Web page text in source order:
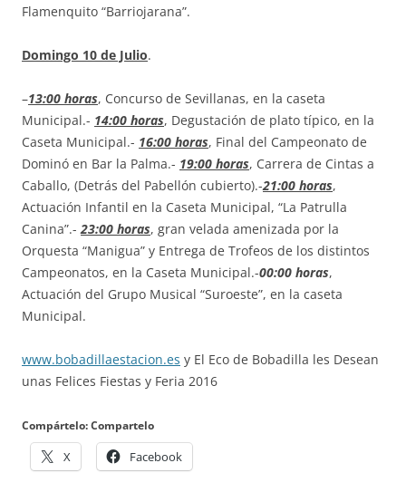
Flamenquito “Barriojarana”.
Domingo 10 de Julio.
–13:00 horas, Concurso de Sevillanas, en la caseta
Municipal.- 14:00 horas, Degustación de plato típico, en la
Caseta Municipal.- 16:00 horas, Final del Campeonato de
Dominó en Bar la Palma.- 19:00 horas, Carrera de Cintas a
Caballo, (Detrás del Pabellón cubierto).-21:00 horas,
Actuación Infantil en la Caseta Municipal, “La Patrulla
Canina”.-23:00 horas, gran velada amenizada por la
Orquesta “Manigua” y Entrega de Trofeos de los distintos
Campeonatos, en la Caseta Municipal.-00:00 horas,
Actuación del Grupo Musical “Suroeste”, en la caseta
Municipal.
www.bobadillaestacion.es y El Eco de Bobadilla les Desean
unas Felices Fiestas y Feria 2016
Compártelo: Compartelo
X Facebook